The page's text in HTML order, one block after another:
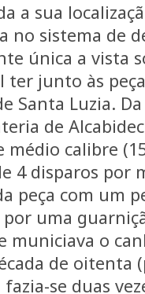
a sua
no sistema de
única a vista
ter junto às
Santa Luzia.
de
médio calibre
4 disparos por
peça com um
uma
municiava o
de oitenta
se duas